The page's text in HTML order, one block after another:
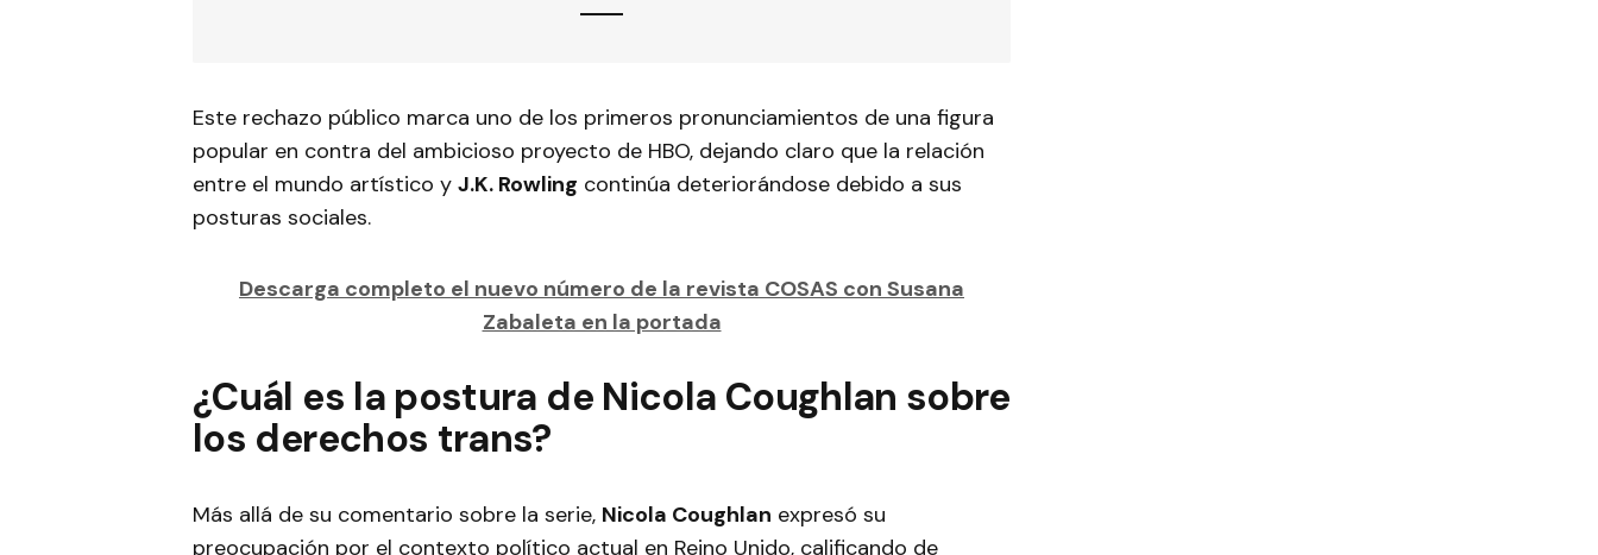
Este rechazo público marca uno de los primeros pronunciamientos de una figura
popular en contra del ambicioso proyecto de HBO, dejando claro que la relación
entre el mundo artístico y J.K. Rowling continúa deteriorándose debido a sus
posturas sociales.
Descarga completo el nuevo número de la revista COSAS con Susana
Zabaleta en la portada
¿Cuál es la postura de Nicola Coughlan sobre
los derechos trans?
Más allá de su comentario sobre la serie, Nicola Coughlan expresó su
preocupación por el contexto político actual en Reino Unido, calificando de